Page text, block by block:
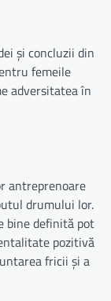
și concluzii din
femeile
adversitatea în
antreprenoare
drumului lor.
bine definită pot
pozitivă
fricii și a